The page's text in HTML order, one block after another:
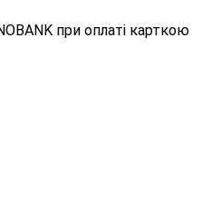
при оплаті карткою